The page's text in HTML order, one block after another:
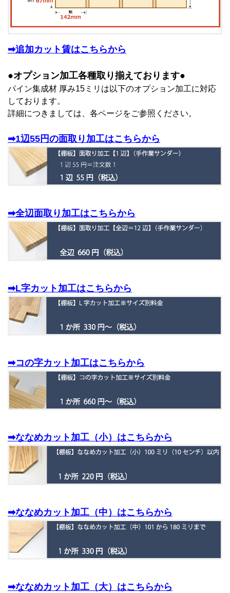
➡追加カット賃はこちらから
●オプション加工各種取り揃えております●
パイン集成材 厚み15ミリは以下のオプション加工に対応
しております。
詳細につきましては、各ページをご参照ください。
➡1辺55円の面取り加工はこちらから
➡全辺面取り加工はこちらから
➡L字カット加工はこちらから
➡コの字カット加工はこちらから
➡ななめカット加工（小）はこちらから
➡ななめカット加工（中）はこちらから
➡ななめカット加工（大）はこちらから